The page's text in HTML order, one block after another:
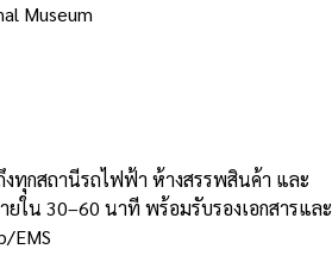
Museum
งทุกสถานีรถไฟฟ้า ห้างสรรพสินค้า และ
ยใน 30–60 นาที พร้อมรับรองเอกสารและ
EMS